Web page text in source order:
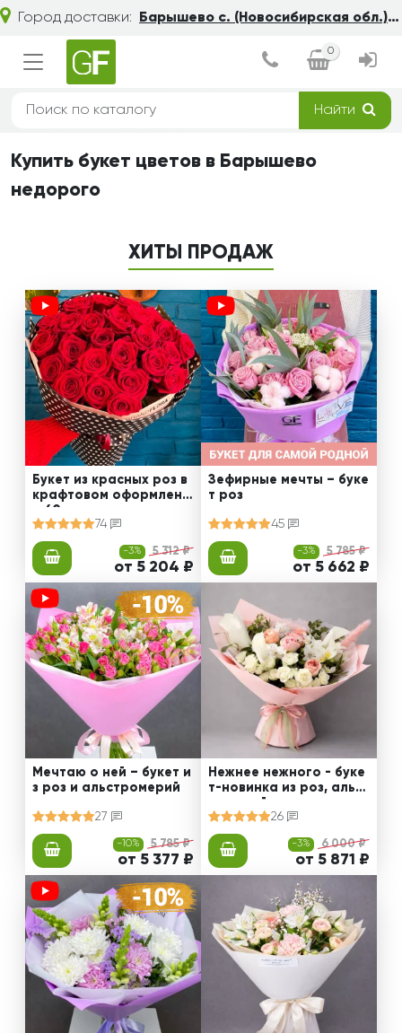
Город доставки: Барышево с. (Новосибирская обл.)
0
Найти
Купить букет цветов в Барышево
недорого
ХИТЫ ПРОДАЖ
Букет из красных роз в
крафтовом оформлени
и 60 см
74
-3% 5 312 ₽
от 5 204 ₽
Зефирные мечты – буке
т роз
45
-3% 5 785 ₽
от 5 662 ₽
Мечтаю о ней – букет и
з роз и альстромерий
27
-10% 5 785 ₽
от 5 377 ₽
Нежнее нежного - буке
т-новинка из роз, альст
ромерий и калл
26
-3% 6 000 ₽
от 5 871 ₽